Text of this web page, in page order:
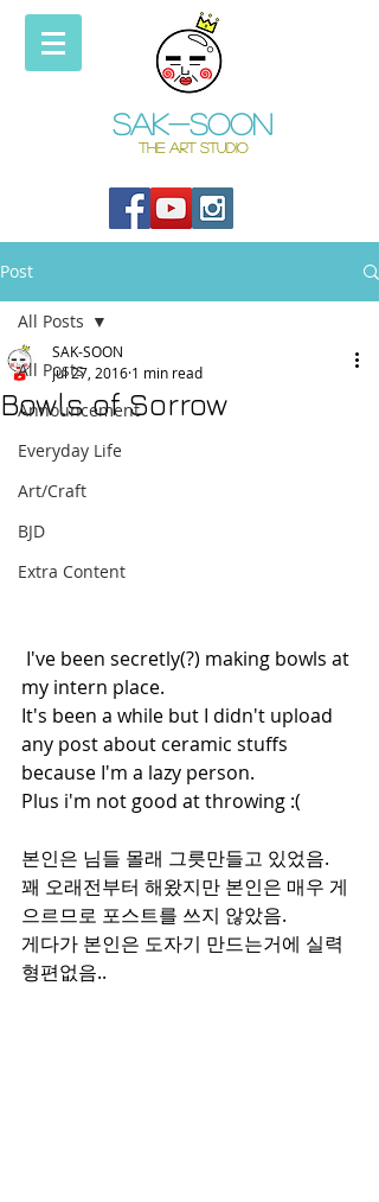
Sak-soon
THE ART STUDIO
Post
All Posts
Announcement
Everyday Life
Art/Craft
BJD
Extra Content
All Posts
Bowls of Sorrow
SAK-SOON
Jul 27, 2016 1 min read
my intern place.
It's been a while but I didn't upload
any post about ceramic stuffs
because I'm a lazy person.
Plus i'm not good at throwing :(
본인은 님들 몰래 그릇만들고 있었음.
꽤 오래전부터 해왔지만 본인은 매우 게
으르므로 포스트를 쓰지 않았음.
게다가 본인은 도자기 만드는거에 실력
형편없음..